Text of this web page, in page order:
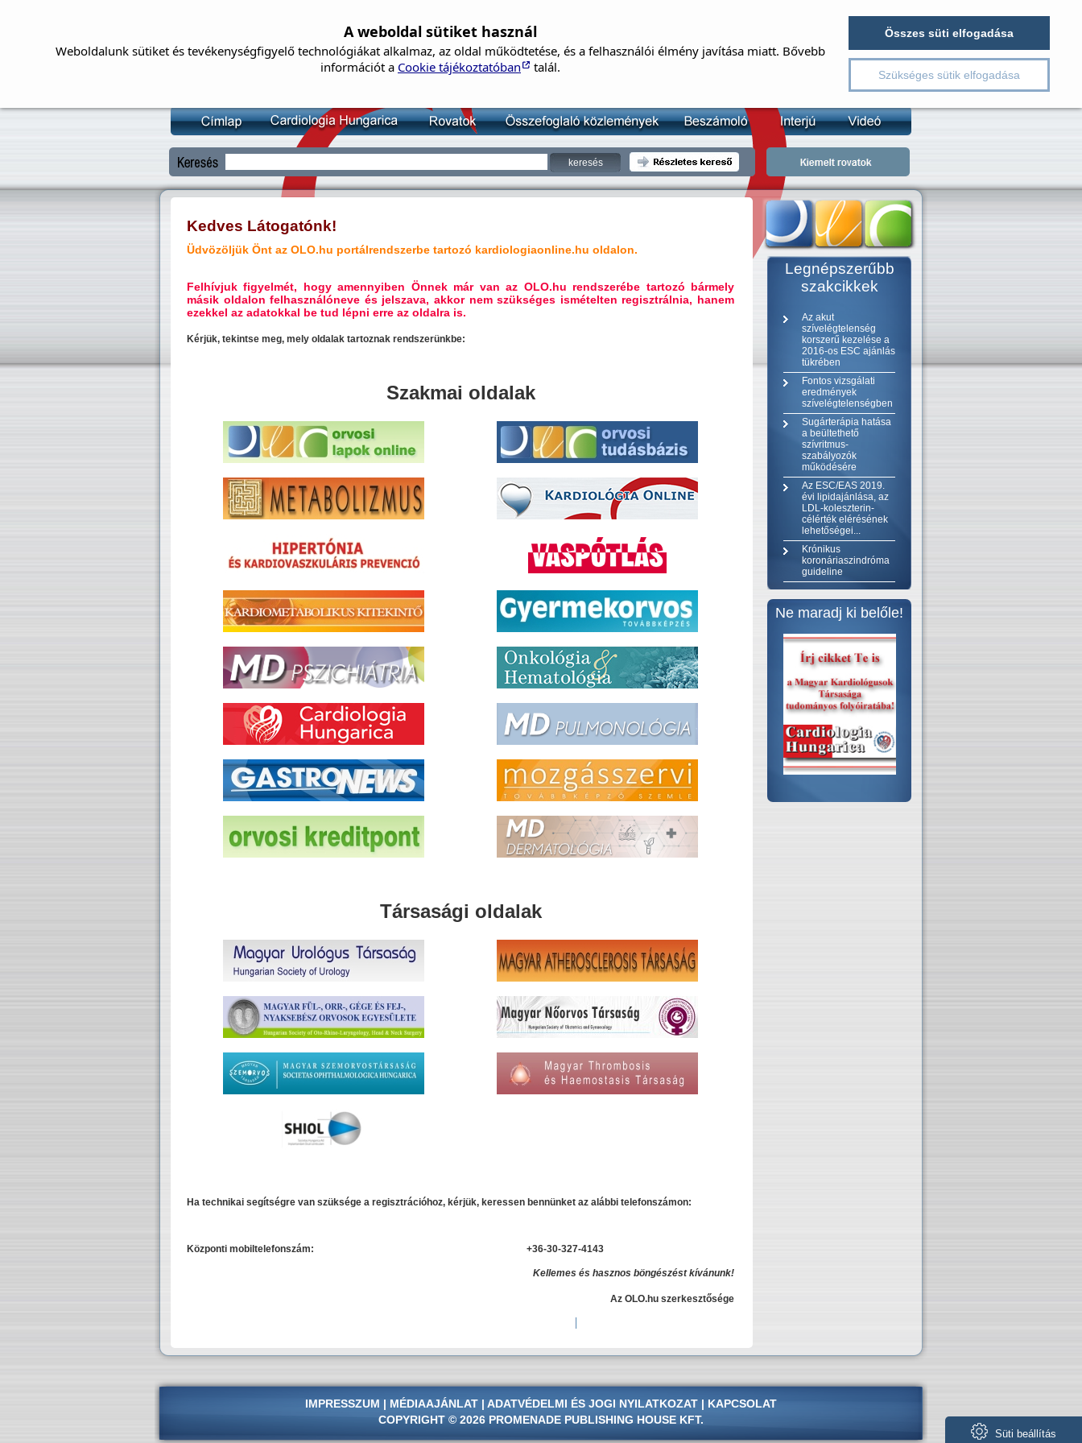
REGISZTRÁCIÓ
Név
jelszó emlékeztető
Kedves Látogatónk!
Üdvözöljük Önt az OLO.hu portálrendszerbe tartozó kardiologiaonline.hu oldalon.
Felhívjuk figyelmét, hogy amennyiben Önnek már van az OLO.hu rendszerébe tartozó bármely
másik oldalon felhasználóneve és jelszava, akkor nem szükséges ismételten regisztrálnia, hanem
ezekkel az adatokkal be tud lépni erre az oldalra is.
Kérjük, tekintse meg, mely oldalak tartoznak rendszerünkbe:
Szakmai oldalak
Társasági oldalak
Ha technikai segítségre van szüksége a regisztrációhoz, kérjük, keressen bennünket az alábbi telefonszámon:
Központi mobiltelefonszám: +36-30-327-4143
Kellemes és hasznos böngészést kívánunk!
Az OLO.hu szerkesztősége
Legnépszerűbb
szakcikkek
Az akut
szívelégtelenség
korszerű kezelése a
2016-os ESC ajánlás
tükrében
Fontos vizsgálati
eredmények
szívelégtelenségben
Sugárterápia hatása
a beültethető
szívritmus-
szabályozók
működésére
Az ESC/EAS 2019.
évi lipidajánlása, az
LDL-koleszterin-
célérték elérésének
lehetőségei...
Krónikus
koronáriaszindróma
guideline
Ne maradj ki belőle!
IMPRESSZUM | MÉDIAAJÁNLAT | ADATVÉDELMI ÉS JOGI NYILATKOZAT | KAPCSOLAT
COPYRIGHT © 2026 PROMENADE PUBLISHING HOUSE KFT.
A weboldal sütiket használ
Weboldalunk sütiket és tevékenységfigyelő technológiákat alkalmaz, az oldal működtetése, és a felhasználói élmény javítása miatt. Bővebb
információt a Cookie tájékoztatóban talál.
Összes süti elfogadása
Szükséges sütik elfogadása
Süti beállítás